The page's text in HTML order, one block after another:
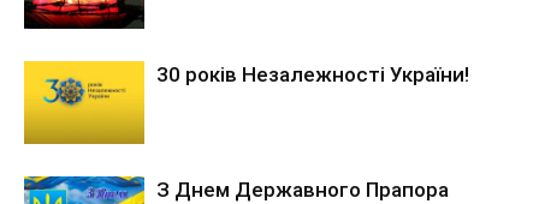
30 років Незалежності України!
З Днем Державного Прапора